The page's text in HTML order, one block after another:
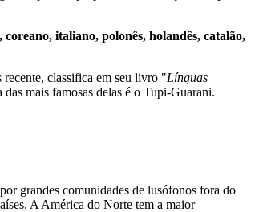
italiano, polonês, holandês, catalão,
classifica em seu livro "Línguas
mais famosas delas é o Tupi-Guarani.
grandes comunidades de lusófonos fora do
A América do Norte tem a maior